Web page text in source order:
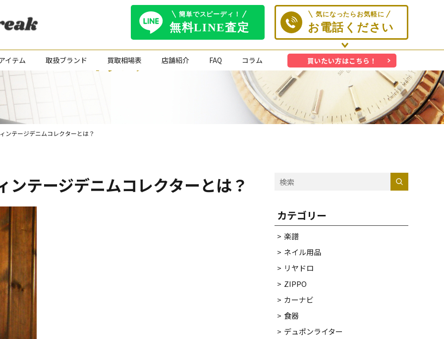
イテム 取扱ブランド 買取相場表 店舗紹介 FAQ コラム 買いたい方はこちら！
コラム
ンテージデニムコレクターとは？
ンテージデニムコレクターとは？
カテゴリー
楽譜
ネイル用品
リヤドロ
ZIPPO
カーナビ
食器
デュポンライター